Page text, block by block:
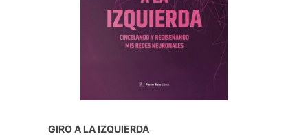
GIRO A LA IZQUIERDA